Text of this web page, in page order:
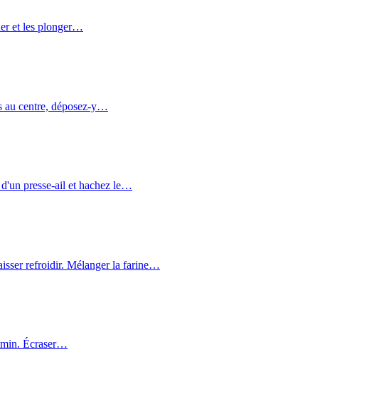
et les plonger…
au centre, déposez-y…
presse-ail et hachez le…
refroidir. Mélanger la farine…
min. Écraser…